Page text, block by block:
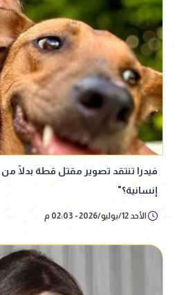
فيدرا تنتقد تصوير مقتل قطة بدلًا
إنسانية؟"
الأحد 12/يوليو/2026 - 02:03 م